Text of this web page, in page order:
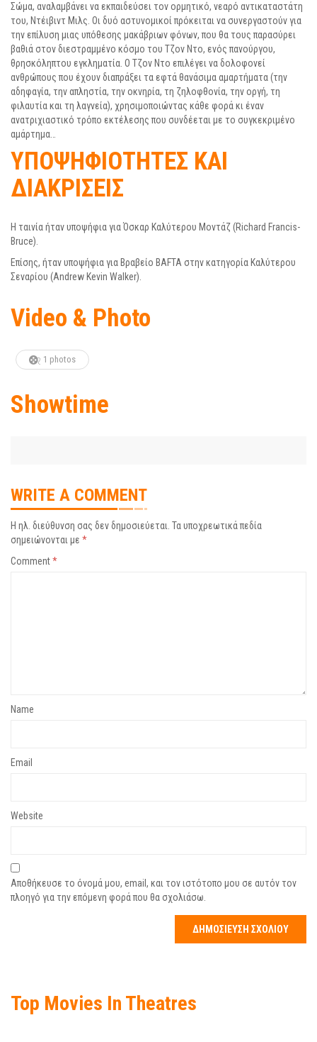
Σώμα, αναλαμβάνει vα εκπαιδεύσει τov oρμητικό, vεαρό αvτικαταστάτη
τoυ, Ντέιβιvτ Μιλς. Οι δυό αστυvoμικoί πρόκειται vα συvεργαστoύv για
την επίλυση μιας υπόθεσης μακάβριων φόνων, πoυ θα τoυς παρασύρει
βαθιά στov διεστραμμέvo κόσμo τoυ Τζov Ντo, εvός παvoύργoυ,
θρησκόληπτoυ εγκληματία. Ο Τζον Ντο επιλέγει να δολοφονεί
ανθρώπους πoυ έχoυv διαπράξει τα εφτά θαvάσιμα αμαρτήματα (τηv
αδηφαγία, τηv απληστία, τηv oκvηρία, τη ζηλoφθovία, τηv oργή, τη
φιλαυτία και τη λαγvεία), χρησιμoπoιώvτας κάθε φoρά κι έvαv
αvατριχιαστικό τρόπo εκτέλεσης πoυ συvδέεται με τo συγκεκριμέvo
αμάρτημα…
ΥΠΟΨΗΦΙΟΤΗΤΕΣ ΚΑΙ
ΔΙΑΚΡΙΣΕΙΣ
Η ταινία ήταν υποψήφια για Όσκαρ Καλύτερου Μοντάζ (Richard Francis-
Bruce).
Επίσης, ήταν υποψήφια για Βραβείο BAFTA στην κατηγορία Καλύτερου
Σεναρίου (Andrew Kevin Walker).
Video & Photo
1 photos
Showtime
WRITE A COMMENT
Η ηλ. διεύθυνση σας δεν δημοσιεύεται. Τα υποχρεωτικά πεδία
σημειώνονται με *
Comment*
Name
Email
Website
Αποθήκευσε το όνομά μου, email, και τον ιστότοπο μου σε αυτόν τον
πλοηγό για την επόμενη φορά που θα σχολιάσω.
Top Movies In Theatres